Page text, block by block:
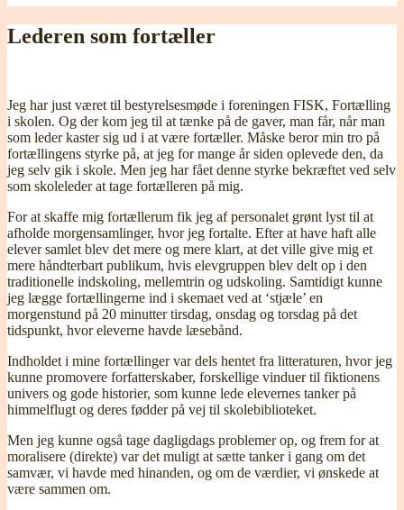
Lederen som fortæller
Jeg har just været til bestyrelsesmøde i foreningen FISK, Fortælling
i skolen. Og der kom jeg til at tænke på de gaver, man får, når man
som leder kaster sig ud i at være fortæller. Måske beror min tro på
fortællingens styrke på, at jeg for mange år siden oplevede den, da
jeg selv gik i skole. Men jeg har fået denne styrke bekræftet ved selv
som skoleleder at tage fortælleren på mig.
For at skaffe mig fortællerum fik jeg af personalet grønt lyst til at
afholde morgensamlinger, hvor jeg fortalte. Efter at have haft alle
elever samlet blev det mere og mere klart, at det ville give mig et
mere håndterbart publikum, hvis elevgruppen blev delt op i den
traditionelle indskoling, mellemtrin og udskoling. Samtidigt kunne
jeg lægge fortællingerne ind i skemaet ved at ‘stjæle’ en
morgenstund på 20 minutter tirsdag, onsdag og torsdag på det
tidspunkt, hvor eleverne havde læsebånd.
Indholdet i mine fortællinger var dels hentet fra litteraturen, hvor jeg
kunne promovere forfatterskaber, forskellige vinduer til fiktionens
univers og gode historier, som kunne lede elevernes tanker på
himmelflugt og deres fødder på vej til skolebiblioteket.
Men jeg kunne også tage dagligdags problemer op, og frem for at
moralisere (direkte) var det muligt at sætte tanker i gang om det
samvær, vi havde med hinanden, og om de værdier, vi ønskede at
være sammen om.